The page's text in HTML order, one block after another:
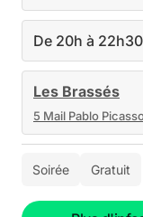
De 20h à 22h30
Les Brassés
5 Mail Pablo
Soirée Gratuit